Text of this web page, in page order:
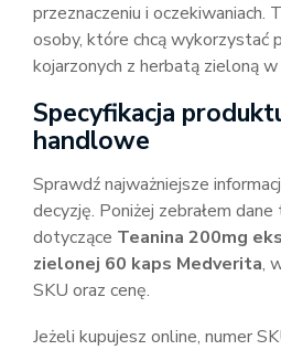
przeznaczeniu i oczekiwaniach.
osoby, które chcą wykorzystać
kojarzonych z herbatą zieloną w
Specyfikacja
handlowe
Sprawdź najważniejsze
decyzję. Poniżej zebrałem
dotyczące Teanina 200mg
zielonej 60 kaps Medverita,
SKU oraz cenę.
Jeżeli kupujesz online, numer